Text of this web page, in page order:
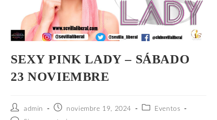
SEXY PINK LADY – SÁBADO
23 NOVIEMBRE
admin noviembre 19, 2024
Eventos